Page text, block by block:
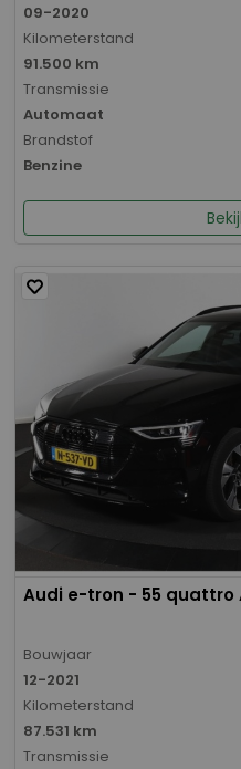
09-2020
Kilometerstand
91.500 km
Transmissie
Automaat
Brandstof
Benzine
Audi e-tron - 55 quattro
Bouwjaar
12-2021
Kilometerstand
87.531 km
Transmissie